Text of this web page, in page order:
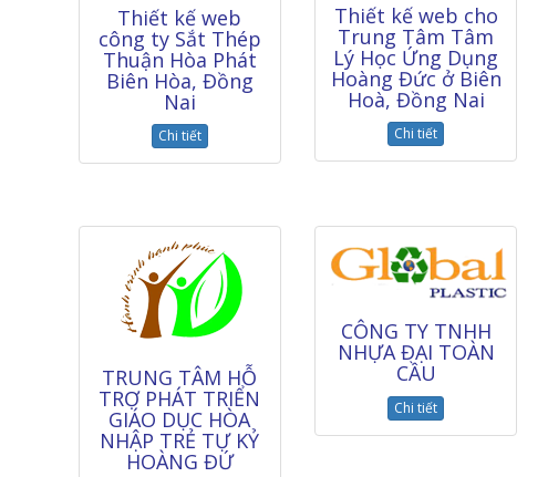
Thiết kế web
công ty Sắt Thép
Thuận Hòa Phát
Biên Hòa, Đồng
Nai
Chi tiết
Thiết kế web cho
Trung Tâm Tâm
Lý Học Ứng Dụng
Hoàng Đức ở Biên
Hoà, Đồng Nai
Chi tiết
TRUNG TÂM HỖ
TRỢ PHÁT TRIỂN
GIÁO DỤC HÒA
NHẬP TRẺ TỰ KỶ
HOÀNG ĐỨ
CÔNG TY TNHH
NHỰA ĐẠI TOÀN
CẦU
Chi tiết